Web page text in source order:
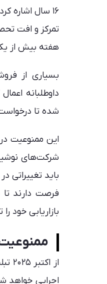
۱۶ سال
هفته بیش از
بسیاری از
داوطلبانه
شده تا
این ممنوعیت
شرکت‌های
فرصت دارند
بازاریابی خود